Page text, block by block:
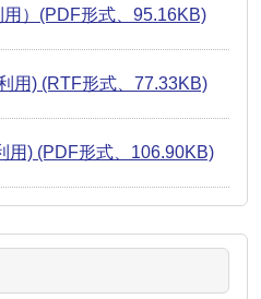
）(PDF形式、95.16KB)
用) (RTF形式、77.33KB)
用) (PDF形式、106.90KB)